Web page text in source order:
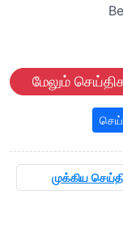
மேலும்
முக்கிய